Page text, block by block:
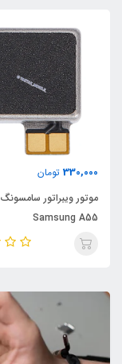
330,000 تومان
موتور ویبراتور سامسونگ
Samsung A55